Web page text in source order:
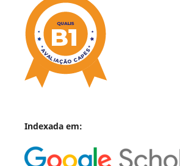
Indexada em: